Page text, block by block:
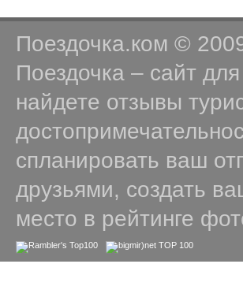
Поездочка.ком ©
Поездочка – сайт
найдете отзывы
спланировать ваш
друзьями, создать
место в рейтинге